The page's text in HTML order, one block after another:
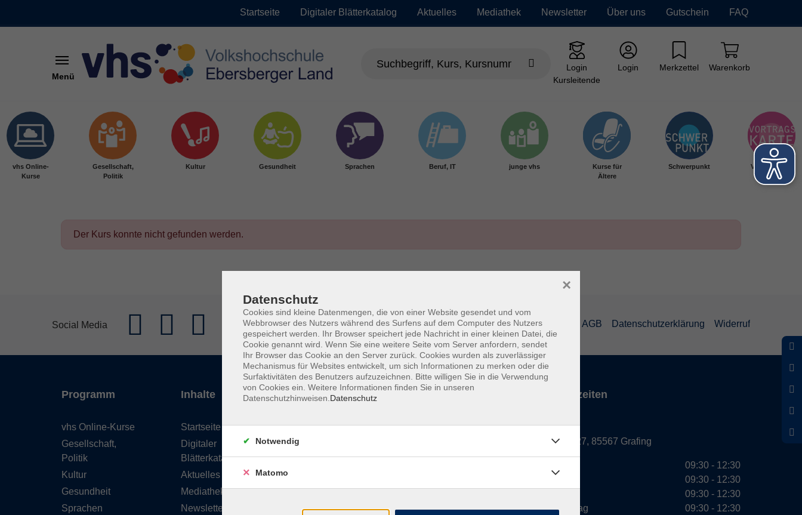
Startseite Digitaler Blätterkatalog Aktuelles Mediathek Newsletter Über uns Gutschein FAQ
Menü
Login
Kursleitende
Login Merkzettel Warenkorb
vhs Online-
Kurse
Gesellschaft,
Politik
Kultur Gesundheit Sprachen Beruf, IT junge vhs
Kurse für
Ältere
Schwerpunkt Vortragskarte
Der Kurs konnte nicht gefunden werden.
Social Media Barrierefreiheit Lage & Routenplan Impressum AGB Datenschutzerklärung Widerruf
Programm
vhs Online-Kurse
Gesellschaft,
Politik
Kultur
Gesundheit
Sprachen
Inhalte
Startseite
Digitaler
Blätterkatalog
Aktuelles
Mediathek
Newsletter
Volkshochschule Ebersberger Land im
Servicezeiten
Grafing
Griesstr. 27, 85567 Grafing
Donnerstag
09:30 - 12:30
09:30 - 12:30
09:30 - 12:30
09:30 - 12:30
Datenschutz
Cookies sind kleine Datenmengen, die von einer Website gesendet und vom
Webbrowser des Nutzers während des Surfens auf dem Computer des Nutzers
gespeichert werden. Ihr Browser speichert jede Nachricht in einer kleinen Datei, die
Cookie genannt wird. Wenn Sie eine weitere Seite vom Server anfordern, sendet
Ihr Browser das Cookie an den Server zurück. Cookies wurden als zuverlässiger
Mechanismus für Websites entwickelt, um sich Informationen zu merken oder die
Surfaktivitäten des Benutzers aufzuzeichnen. Bitte willigen Sie in die Verwendung
von Cookies ein. Weitere Informationen finden Sie in unseren
Datenschutzhinweisen. Datenschutz
×
Notwendig
Matomo